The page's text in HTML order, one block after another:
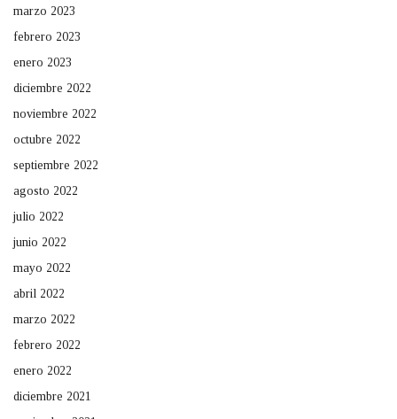
marzo 2023
febrero 2023
enero 2023
diciembre 2022
noviembre 2022
octubre 2022
septiembre 2022
agosto 2022
julio 2022
junio 2022
mayo 2022
abril 2022
marzo 2022
febrero 2022
enero 2022
diciembre 2021